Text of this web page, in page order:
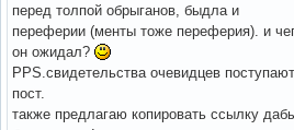
перед толпой обрыганов, быдла и
переферии (менты тоже переферия). и
он ожидал?
PPS.свидетельства очевидцев
пост.
также предлагаю копировать ссылку